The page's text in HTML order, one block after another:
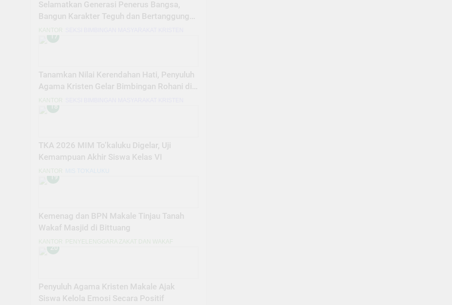
Selamatkan Generasi Penerus Bangsa,
Bangun Karakter Teguh dan Bertanggung
Jawab dalam Masa Muda
KANTOR
17
Tanamkan Nilai Kerendahan Hati, Penyuluh
Agama Kristen Gelar Bimbingan Rohani di
SDN 4 Makale Utara
KANTOR
18
TKA 2026 MIM To’kaluku Digelar, Uji
Kemampuan Akhir Siswa Kelas VI
KANTOR
19
Kemenag dan BPN Makale Tinjau Tanah
Wakaf Masjid di Bittuang
KANTOR PENYELENGGARA ZAKAT DAN WAKAF
20
Penyuluh Agama Kristen Makale Ajak
Siswa Kelola Emosi Secara Positif